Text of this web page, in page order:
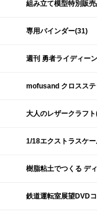
組み立て模型特別販
専用バインダー(31)
週刊 勇者ライディー
mofusand クロスス
大人のレザークラフ
1/18エクストラスケ
樹脂粘土でつくる デ
鉄道運転室展望DVD